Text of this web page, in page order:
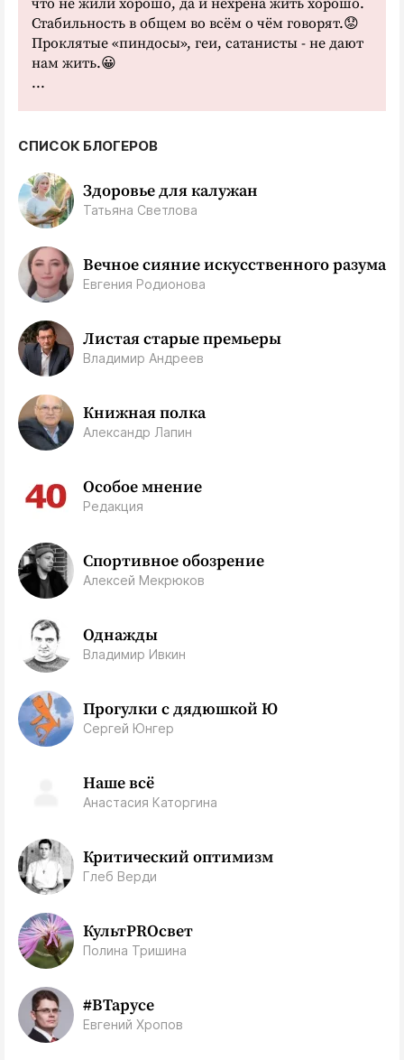
что не жили хорошо, да и нехрена жить хорошо.
Стабильность в общем во всём о чём говорят.😟
Проклятые «пиндосы», геи, сатанисты - не дают
нам жить.😀
...
СПИСОК БЛОГЕРОВ
Здоровье для калужан
Татьяна Светлова
Вечное сияние искусственного разума
Евгения Родионова
Листая старые премьеры
Владимир Андреев
Книжная полка
Александр Лапин
Особое мнение
Редакция
Спортивное обозрение
Алексей Мекрюков
Однажды
Владимир Ивкин
Прогулки с дядюшкой Ю
Сергей Юнгер
Наше всё
Анастасия Каторгина
Критический оптимизм
Глеб Верди
КультPROсвет
Полина Тришина
#ВТарусе
Евгений Хропов